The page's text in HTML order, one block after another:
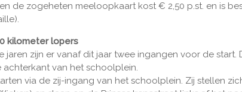
de zogeheten meeloopkaart kost € 2,50 p.st. en is
kilometer lopers
zijn er vanaf dit jaar twee ingangen voor de start.
van het schoolplein.
via de zij-ingang van het schoolplein. Zij stellen